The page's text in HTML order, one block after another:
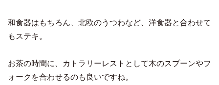
和食器はもちろん、北欧のうつわなど、洋食器と合わせて
もステキ。
お茶の時間に、カトラリーレストとして木のスプーンやフ
ォークを合わせるのも良いですね。